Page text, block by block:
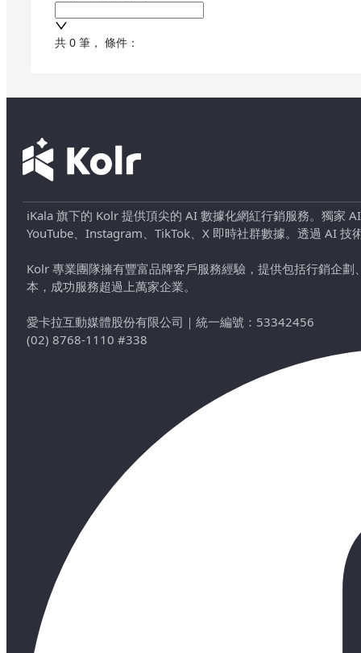
共 0 筆 ， 條件：
iKala 旗下的 Kolr 提供頂尖的 AI 數據化網紅行銷服務。獨家
YouTube、Instagram、TikTok、X 即時社群數據。透過 AI
Kolr 專業團隊擁有豐富品牌客戶服務經驗，提供包括行銷企
本，成功服務超過上萬家企業。
愛卡拉互動媒體股份有限公司 ｜ 統一編號：53342456
(02) 8768-1110 #338